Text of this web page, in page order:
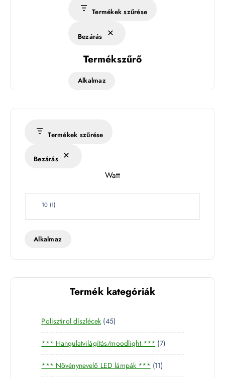
Termékek szűrése
Bezárás
Termékszűrő
Alkalmaz
Termékek szűrése
Bezárás
Watt
W
t
10 (1)
Alkalmaz
Termék kategóriák
Polisztirol díszlécek 454
5
t
e
r
*** Hangulatvilágítás/moodlight *** 77
t
*** Növénynevelő LED lámpák *** 111